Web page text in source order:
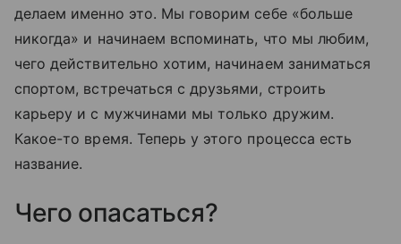
делаем именно это. Мы говорим себе «больше
никогда» и начинаем вспоминать, что мы любим,
чего действительно хотим, начинаем заниматься
спортом, встречаться с друзьями, строить
карьеру и с мужчинами мы только дружим.
Какое-то время. Теперь у этого процесса есть
название.
Чего опасаться?